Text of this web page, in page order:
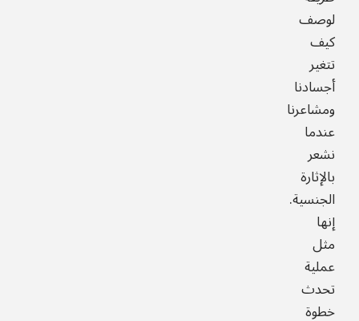
لوصف
كيف
تتغير
أجسادنا
ومشاعرنا
عندما
نشعر
بالإثارة
الجنسية.
إنها
مثل
عملية
تحدث
خطوة